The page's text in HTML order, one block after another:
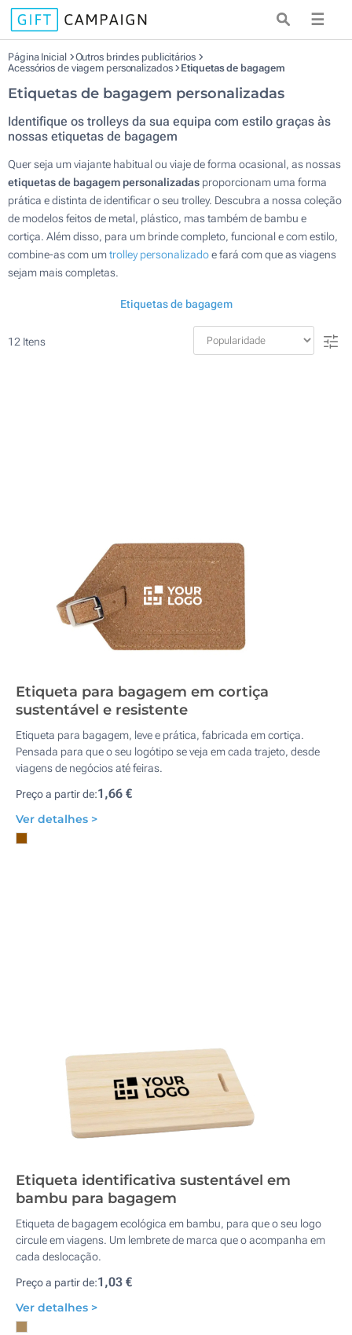
☰
Página Inicial
Outros brindes publicitários
Acessórios de viagem personalizados
Etiquetas de bagagem
Etiquetas de bagagem personalizadas
Identifique os trolleys da sua equipa com estilo graças às
nossas etiquetas de bagagem
Quer seja um viajante habitual ou viaje de forma ocasional, as nossas
etiquetas de bagagem personalizadas proporcionam uma forma
prática e distinta de identificar o seu trolley. Descubra a nossa coleção
de modelos feitos de metal, plástico, mas também de bambu e
cortiça. Além disso, para um brinde completo, funcional e com estilo,
combine-as com umtrolley personalizadoe fará com que as viagens
sejam mais completas.
Etiquetas de bagagem
12 Itens
Etiqueta para bagagem em cortiça
sustentável e resistente
Etiqueta para bagagem, leve e prática, fabricada em cortiça.
Pensada para que o seu logótipo se veja em cada trajeto, desde
viagens de negócios até feiras.
Preço a partir de:1,66 €
Ver detalhes >
Etiqueta identificativa sustentável em
bambu para bagagem
Etiqueta de bagagem ecológica em bambu, para que o seu logo
circule em viagens. Um lembrete de marca que o acompanha em
cada deslocação.
Preço a partir de:1,03 €
Ver detalhes >